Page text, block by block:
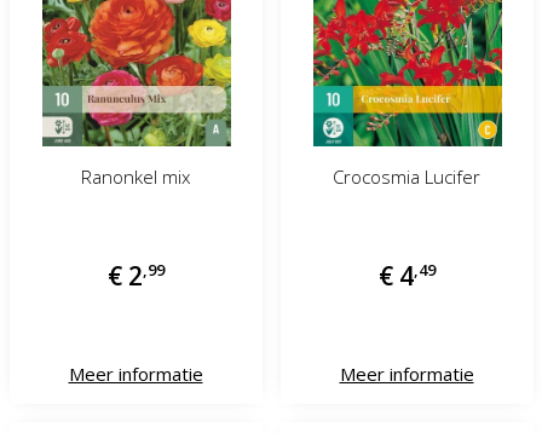
Ranonkel mix
€ 2 99
Meer informatie
Crocosmia Lucifer
€ 4 49
Meer informatie